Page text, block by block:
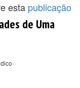
esta publicação
de Uma